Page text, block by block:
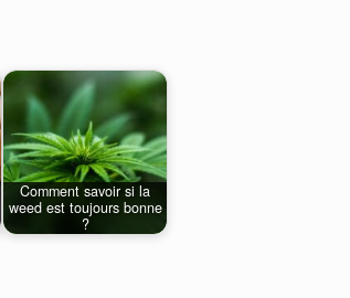
Comment savoir si la
weed est toujours bonne
?